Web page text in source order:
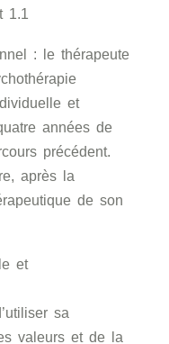
1.1
: le thérapeute
et
années de
précédent.
après la
de son
et
sa
valeurs et de la